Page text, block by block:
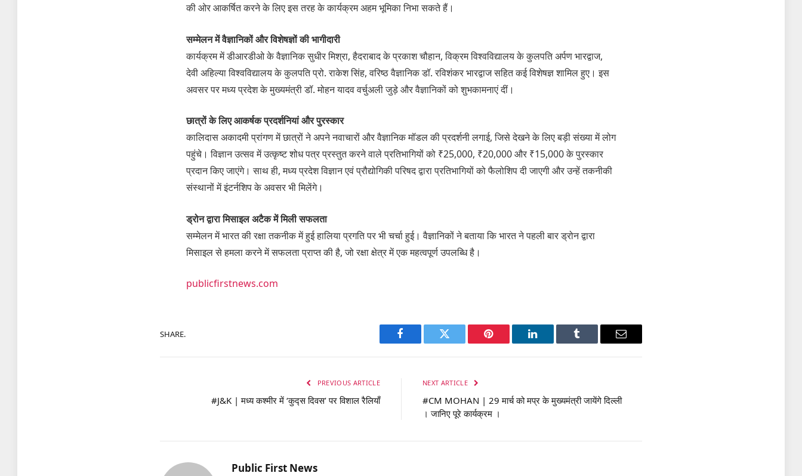
की ओर आकर्षित करने के लिए इस तरह के कार्यक्रम अहम भूमिका निभा सकते हैं।
सम्मेलन में वैज्ञानिकों और विशेषज्ञों की भागीदारी
कार्यक्रम में डीआरडीओ के वैज्ञानिक सुधीर मिश्रा, हैदराबाद के प्रकाश चौहान, विक्रम विश्वविद्यालय के कुलपति अर्पण भारद्वाज,
देवी अहिल्या विश्वविद्यालय के कुलपति प्रो. राकेश सिंह, वरिष्ठ वैज्ञानिक डॉ. रविशंकर भारद्वाज सहित कई विशेषज्ञ शामिल हुए। इस
अवसर पर मध्य प्रदेश के मुख्यमंत्री डॉ. मोहन यादव वर्चुअली जुड़े और वैज्ञानिकों को शुभकामनाएं दीं।
छात्रों के लिए आकर्षक प्रदर्शनियां और पुरस्कार
कालिदास अकादमी प्रांगण में छात्रों ने अपने नवाचारों और वैज्ञानिक मॉडल की प्रदर्शनी लगाई, जिसे देखने के लिए बड़ी संख्या में लोग
पहुंचे। विज्ञान उत्सव में उत्कृष्ट शोध पत्र प्रस्तुत करने वाले प्रतिभागियों को ₹25,000, ₹20,000 और ₹15,000 के पुरस्कार
प्रदान किए जाएंगे। साथ ही, मध्य प्रदेश विज्ञान एवं प्रौद्योगिकी परिषद द्वारा प्रतिभागियों को फैलोशिप दी जाएगी और उन्हें तकनीकी
संस्थानों में इंटर्नशिप के अवसर भी मिलेंगे।
ड्रोन द्वारा मिसाइल अटैक में मिली सफलता
सम्मेलन में भारत की रक्षा तकनीक में हुई हालिया प्रगति पर भी चर्चा हुई। वैज्ञानिकों ने बताया कि भारत ने पहली बार ड्रोन द्वारा
मिसाइल से हमला करने में सफलता प्राप्त की है, जो रक्षा क्षेत्र में एक महत्वपूर्ण उपलब्धि है।
publicfirstnews.com
SHARE.
Facebook Twitter Pinterest LinkedIn Tumblr Email
PREVIOUS ARTICLE
#J&K | मध्य कश्मीर में ‘कुद्स दिवस’ पर विशाल रैलियाँ
NEXT ARTICLE
#CM MOHAN | 29 मार्च को मप्र के मुख्यमंत्री जायेंगे दिल्ली
। जानिए पूरे कार्यक्रम ।
Public First News